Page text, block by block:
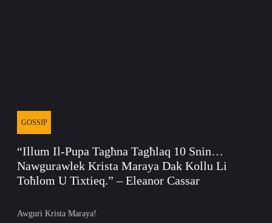
GOSSIP
“Illum Il-Pupa Tagħna Tagħlaq 10 Snin…
Nawgurawlek Krista Maraya Dak Kollu Li
Toħlom U Tixtieq.” – Eleanor Cassar
Awguri Krista Maraya!